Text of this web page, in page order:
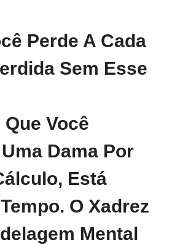
Perde A Cada
Sem Esse
Que Você
Dama Por
Está
O Xadrez
Mental